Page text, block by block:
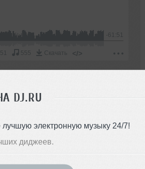
DJ.RU
электронную музыку 24/7!
диджеев.
-61:51
555 Скачать </>